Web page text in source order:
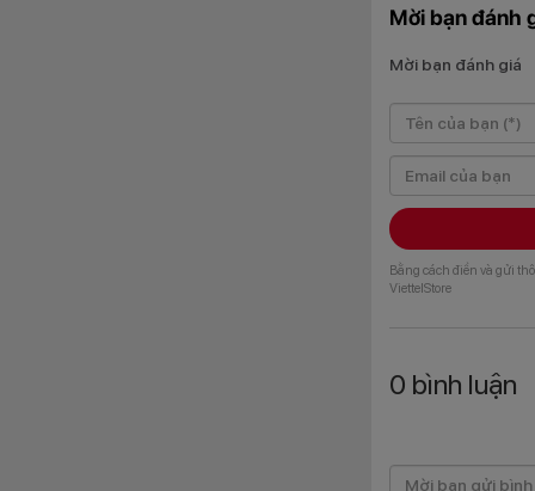
Ngoài ra, độ bền
thường xuyên.
Trải
Mời bạn đánh
Mời bạn đánh giá
Bằng cách điền và gửi
ViettelStore
0 bình luận